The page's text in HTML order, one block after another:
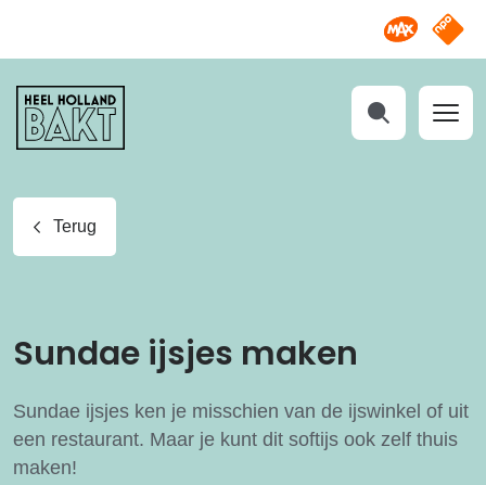
Omroep
NPO
Heel
Holland
Bakt
Terug
Sundae ijsjes maken
Sundae ijsjes ken je misschien van de ijswinkel of uit
een restaurant. Maar je kunt dit softijs ook zelf thuis
maken!